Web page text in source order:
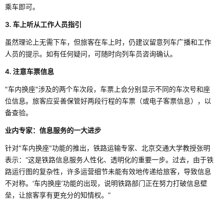
乘车即可。
3. 车上听从工作人员指引
虽然理论上无需下车，但旅客在车上时，仍建议留意列车广播和工作
人员的提示。如有任何疑问，可随时向列车员咨询确认。
4. 注意车票信息
"车内换座"涉及的两个车次段，车票上会分别显示不同的车次号和座
位信息。旅客应妥善保管好两段行程的车票（或电子客票信息），以
备查验。
业内专家：信息服务的一大进步
针对"车内换座"功能的推出，铁路运输专家、北京交通大学教授张明
表示：“这是铁路信息服务人性化、透明化的重要一步。过去，由于铁
路运行图的复杂性，许多运营细节未能有效地传递给旅客，导致信息
不对称。'车内换座’功能的出现，说明铁路部门正在努力打破信息壁
垒，让旅客享有更充分的知情权。”